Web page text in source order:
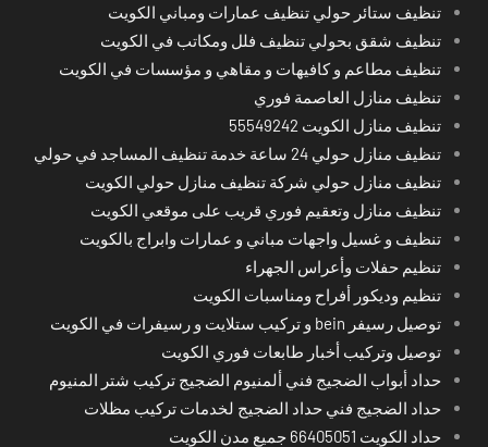
تنظيف ستائر حولي تنظيف عمارات ومباني الكويت
تنظيف شقق بحولي تنظيف فلل ومكاتب في الكويت
تنظيف مطاعم و كافيهات و مقاهي و مؤسسات في الكويت
تنظيف منازل العاصمة فوري
تنظيف منازل الكويت 55549242
تنظيف منازل حولي 24 ساعة خدمة تنظيف المساجد في حولي
تنظيف منازل حولي شركة تنظيف منازل حولي الكويت
تنظيف منازل وتعقيم فوري قريب على موقعي الكويت
تنظيف و غسيل واجهات مباني و عمارات وابراج بالكويت
تنظيم حفلات وأعراس الجهراء
تنظيم وديكور أفراح ومناسبات الكويت
توصيل رسيفر bein و تركيب ستلايت و رسيفرات في الكويت
توصيل وتركيب أخبار طابعات فوري الكويت
حداد أبواب الضجيج فني ألمنيوم الضجيج تركيب شتر المنيوم
حداد الضجيج فني حداد الضجيج لخدمات تركيب مظلات
حداد الكويت 66405051 جميع مدن الكويت